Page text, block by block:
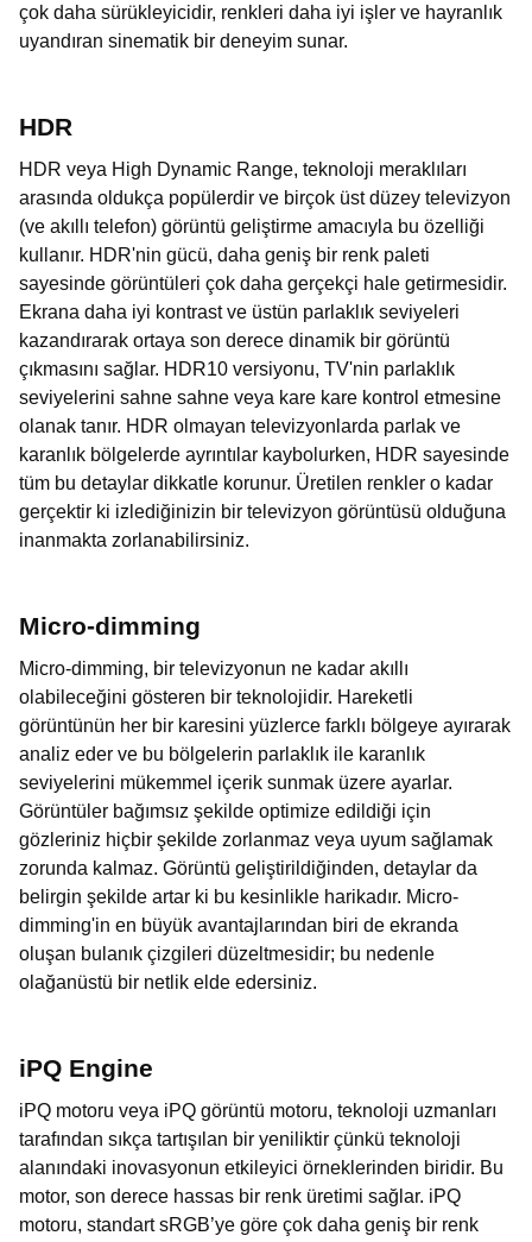
çok daha sürükleyicidir, renkleri daha iyi işler ve hayranlık
uyandıran sinematik bir deneyim sunar.
HDR
HDR veya High Dynamic Range, teknoloji meraklıları
arasında oldukça popülerdir ve birçok üst düzey televizyon
(ve akıllı telefon) görüntü geliştirme amacıyla bu özelliği
kullanır. HDR'nin gücü, daha geniş bir renk paleti
sayesinde görüntüleri çok daha gerçekçi hale getirmesidir.
Ekrana daha iyi kontrast ve üstün parlaklık seviyeleri
kazandırarak ortaya son derece dinamik bir görüntü
çıkmasını sağlar. HDR10 versiyonu, TV'nin parlaklık
seviyelerini sahne sahne veya kare kare kontrol etmesine
olanak tanır. HDR olmayan televizyonlarda parlak ve
karanlık bölgelerde ayrıntılar kaybolurken, HDR sayesinde
tüm bu detaylar dikkatle korunur. Üretilen renkler o kadar
gerçektir ki izlediğinizin bir televizyon görüntüsü olduğuna
inanmakta zorlanabilirsiniz.
Micro-dimming
Micro-dimming, bir televizyonun ne kadar akıllı
olabileceğini gösteren bir teknolojidir. Hareketli
görüntünün her bir karesini yüzlerce farklı bölgeye ayırarak
analiz eder ve bu bölgelerin parlaklık ile karanlık
seviyelerini mükemmel içerik sunmak üzere ayarlar.
Görüntüler bağımsız şekilde optimize edildiği için
gözleriniz hiçbir şekilde zorlanmaz veya uyum sağlamak
zorunda kalmaz. Görüntü geliştirildiğinden, detaylar da
belirgin şekilde artar ki bu kesinlikle harikadır. Micro-
dimming'in en büyük avantajlarından biri de ekranda
oluşan bulanık çizgileri düzeltmesidir; bu nedenle
olağanüstü bir netlik elde edersiniz.
iPQ Engine
iPQ motoru veya iPQ görüntü motoru, teknoloji uzmanları
tarafından sıkça tartışılan bir yeniliktir çünkü teknoloji
alanındaki inovasyonun etkileyici örneklerinden biridir. Bu
motor, son derece hassas bir renk üretimi sağlar. iPQ
motoru, standart sRGB’ye göre çok daha geniş bir renk